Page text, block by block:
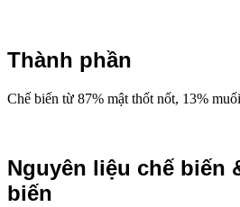
Thành phần
Chế biến từ 87% mật thốt nốt, 13%
Nguyên liệu chế biến
biến